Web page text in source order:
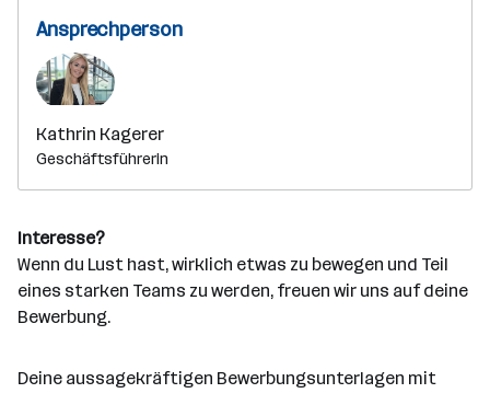
Ansprechperson
Kathrin Kagerer
Geschäftsführerin
Interesse?
Wenn du Lust hast, wirklich etwas zu bewegen und Teil
eines starken Teams zu werden, freuen wir uns auf deine
Bewerbung.
Deine aussagekräftigen Bewerbungsunterlagen mit